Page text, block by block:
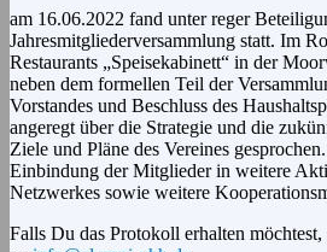
am 16.06.2022 fand unter reger
Jahresmitgliederversammlung statt. Im
Restaurants „Speisekabinett“ in der
neben dem formellen Teil der
Vorstandes und Beschluss des
angeregt über die Strategie und die
Ziele und Pläne des Vereines
Einbindung der Mitglieder in weitere
Netzwerkes sowie weitere
Falls Du das Protokoll erhalten